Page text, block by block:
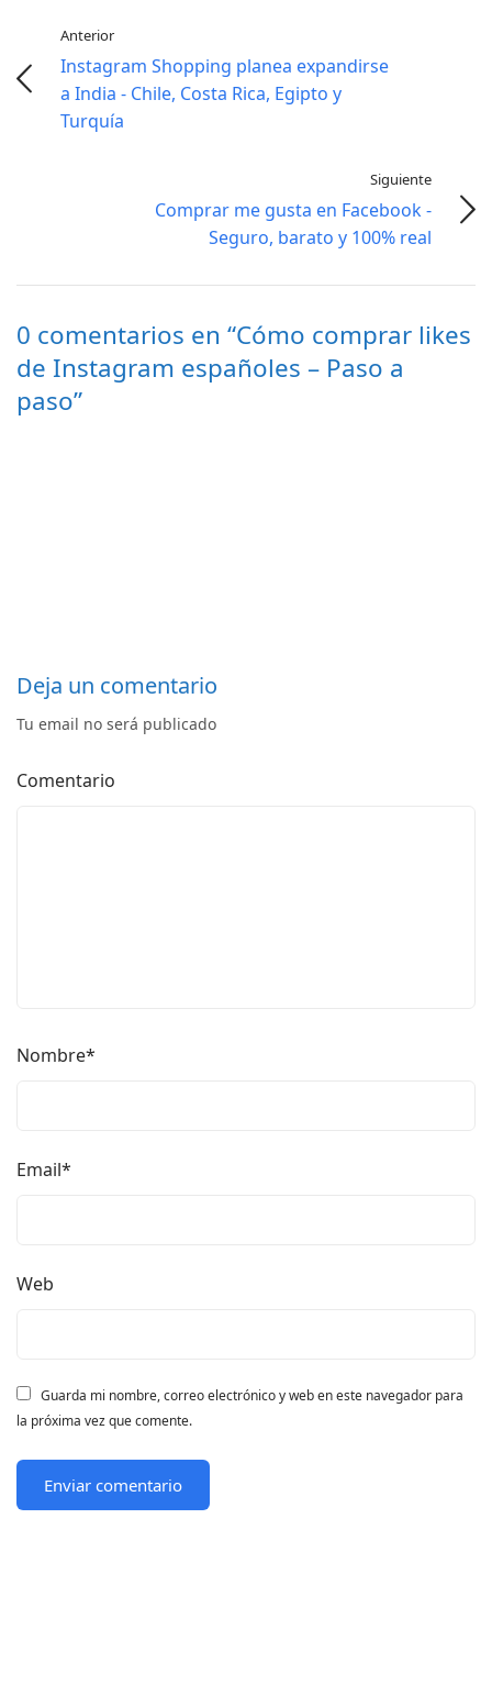
Anterior
Instagram Shopping planea expandirse
a India - Chile, Costa Rica, Egipto y
Turquía
Siguiente
Comprar me gusta en Facebook -
Seguro, barato y 100% real
0 comentarios en “Cómo comprar likes
de Instagram españoles – Paso a
paso”
Deja un comentario
Tu email no será publicado
Comentario
Nombre*
Email*
Web
Guarda mi nombre, correo electrónico y web en este navegador para
la próxima vez que comente.